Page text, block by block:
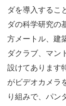
ダを導入するこ
ダの科学研究の
方メートル、建
ダクラブ、マン
設けてあります
がビデオカメラ
り組みで、パン